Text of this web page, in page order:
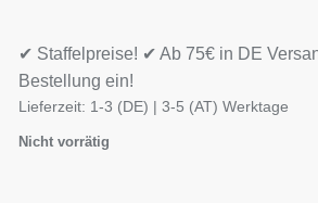
✔ Staffelpreise! ✔ Ab 75€ in DE
Bestellung ein!
Lieferzeit: 1-3 (DE) | 3-5 (AT) Werktage
Nicht vorrätig